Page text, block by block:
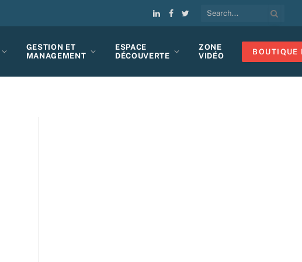
LinkedIn
Facebook
Twitter
GESTION ET
MANAGEMENT
ESPACE
DÉCOUVERTE
ZONE
VIDÉO
BOUTIQUE